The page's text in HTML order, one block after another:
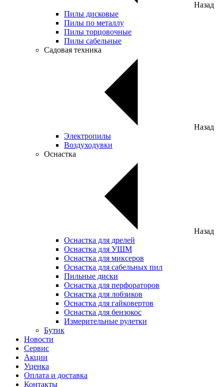
Назад
Пилы дисковые
Пилы по металлу
Пилы торцовочные
Пилы сабельные
Садовая техника
Назад
Электропилы
Воздуходувки
Оснастка
Назад
Оснастка для дрелей
Оснастка для УШМ
Оснастка для миксеров
Оснастка для сабельных пил
Пильные диски
Оснастка для перфораторов
Оснастка для лобзиков
Оснастка для гайковертов
Оснастка для бензокос
Измерительные рулетки
Бутик
Новости
Сервис
Акции
Уценка
Оплата и доставка
Контакты